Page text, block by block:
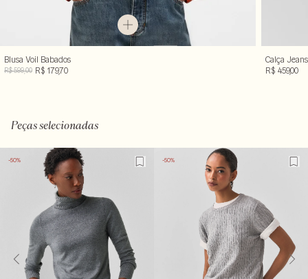
Blusa Voil Babados
R$ 599,00 R$ 179,70
Calça
R$ 459,00
Peças selecionadas
-50% -50%